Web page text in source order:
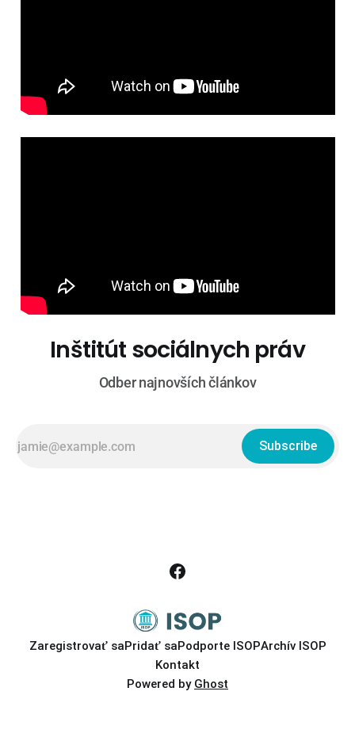
Inštitút sociálnych práv
Odber najnovších článkov
Subscribe
Zaregistrovať saPridať saPodporte ISOPArchív ISOP
Kontakt
Powered by Ghost